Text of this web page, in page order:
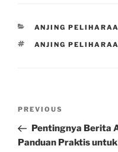
CATEGORIES
ANJING
TAGS
ANJING
Previous
Post
PREVIOUS
Pentingnya Berita
Panduan Praktis